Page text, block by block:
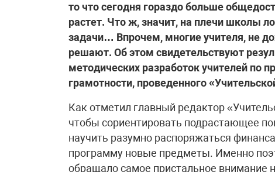
то что сегодня гораздо больше
растет. Что ж, значит, на плечи школы
задачи… Впрочем, многие учителя, не
решают. Об этом свидетельствуют
методических разработок учителей по
грамотности, проведенного
Как отметил главный редактор
чтобы сориентировать подрастающее
научить разумно распоряжаться
программу новые предметы. Именно
обращало самое пристальное внимание